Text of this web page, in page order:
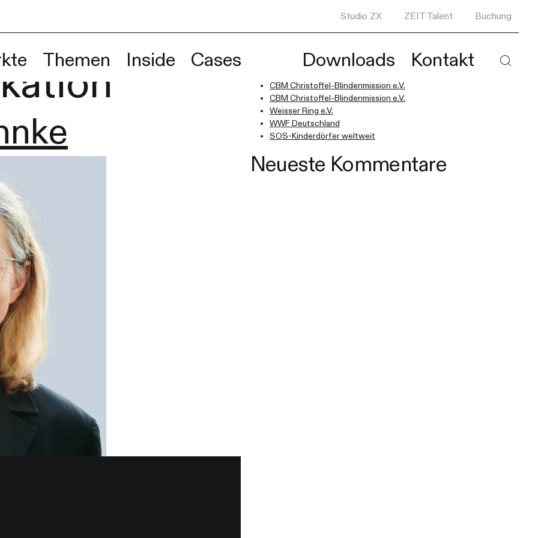
Studio ZX ZEIT Talent Buchung
Themen Inside Cases Downloads Kontakt
Image-
Wenn die Ergebnisse der automatischen Vervollständigung verfügbar
Neueste Beiträge
CBM Christoffel-Blindenmission e.V.
CBM Christoffel-Blindenmission e.V.
Weisser Ring e.V.
WWF Deutschland
SOS-Kinderdörfer weltweit
Neueste Kommentare